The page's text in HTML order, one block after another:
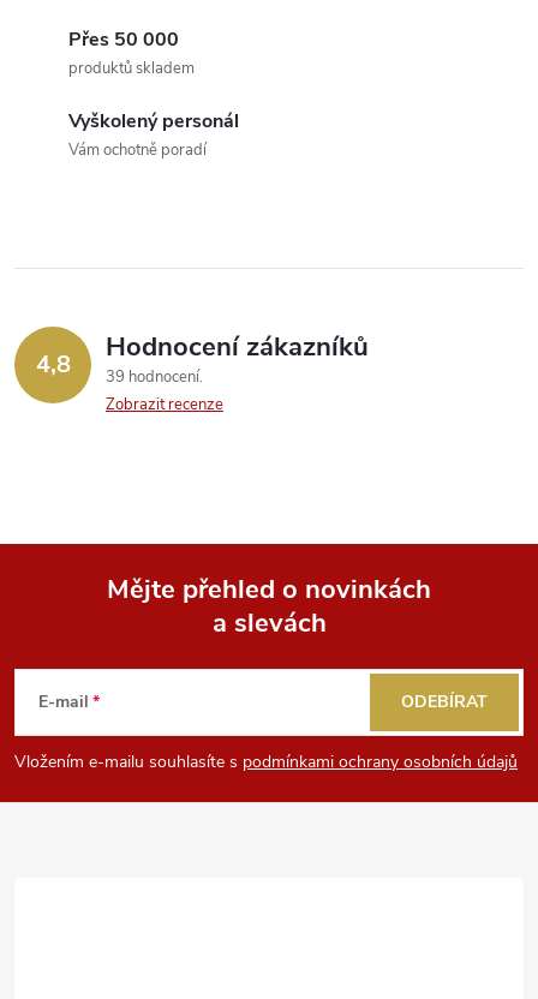
ý
p
u
Přes 50 000
produktů skladem
Vyškolený personál
Vám ochotně poradí
4,8 Hodnocení zákazníků
39 hodnocení
Zobrazit recenze
p
Mějte přehled o novinkách
a slevách
E-mail
Vložením e-mailu souhlasíte s podmínkami ochrany osobních údajů
ODEBÍRAT